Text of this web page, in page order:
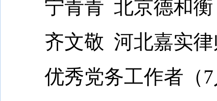
宁青青 北京德和衡
齐文敬 河北嘉实律
优秀党务工作者（7